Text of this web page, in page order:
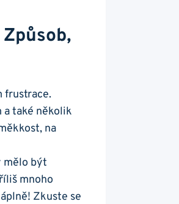
frustrace.
také několik
na
mělo ‍být
‌mnoho
Zkuste se